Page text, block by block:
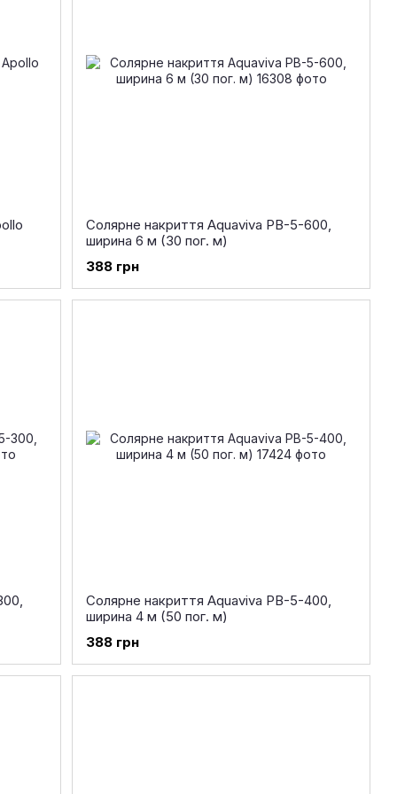
Солярне накриття Aquaviva PB-5-600,
ширина 6 м (30 пог. м)
388 грн
Солярне накриття Aquaviva PB-5-400,
ширина 4 м (50 пог. м)
388 грн